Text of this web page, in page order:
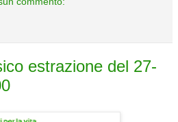
estrazione del 27-